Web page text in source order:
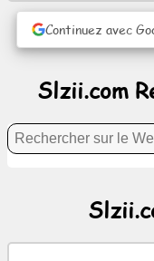
gratuites
ChatGPT
Continuez avec
Slzii.com